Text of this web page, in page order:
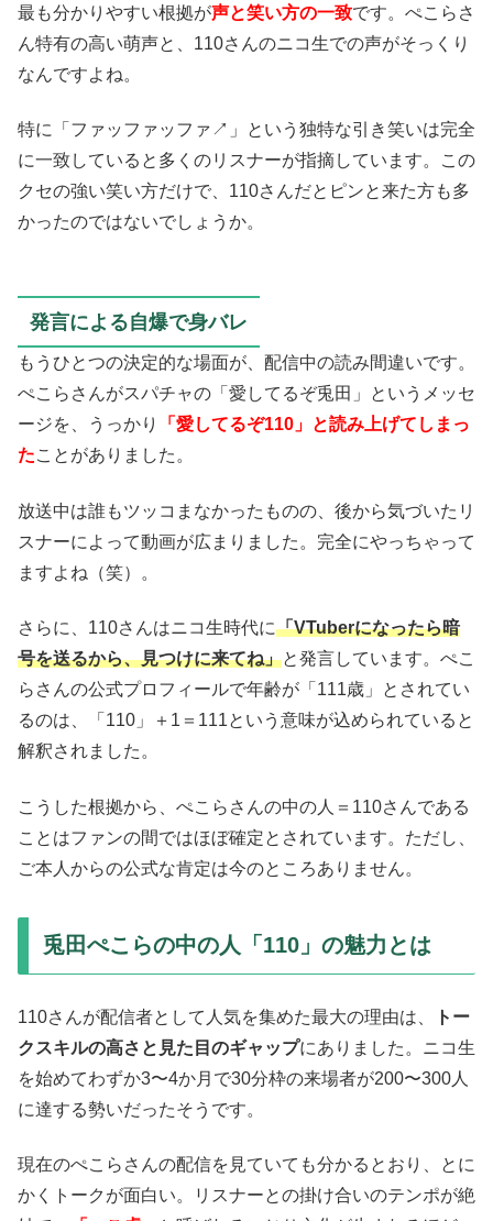
最も分かりやすい根拠が声と笑い方の一致です。ぺこらさ
ん特有の高い萌声と、110さんのニコ生での声がそっくり
なんですよね。
特に「ファッファッファ↗」という独特な引き笑いは完全
に一致していると多くのリスナーが指摘しています。この
クセの強い笑い方だけで、110さんだとピンと来た方も多
かったのではないでしょうか。
発言による自爆で身バレ
もうひとつの決定的な場面が、配信中の読み間違いです。
ぺこらさんがスパチャの「愛してるぞ兎田」というメッセ
ージを、うっかり
「愛してるぞ110」と読み上げてしまっ
たことがありました。
放送中は誰もツッコまなかったものの、後から気づいたリ
スナーによって動画が広まりました。完全にやっちゃって
ますよね（笑）。
さらに、110さんはニコ生時代に「VTuberになったら暗
号を送るから、見つけに来てね」と発言しています。ぺこ
らさんの公式プロフィールで年齢が「111歳」とされてい
るのは、「110」＋1＝111という意味が込められていると
解釈されました。
こうした根拠から、ぺこらさんの中の人＝110さんである
ことはファンの間ではほぼ確定とされています。ただし、
ご本人からの公式な肯定は今のところありません。
兎田ぺこらの中の人「110」の魅力とは
110さんが配信者として人気を集めた最大の理由は、
トー
クスキルの高さと見た目のギャップにありました。ニコ生
を始めてわずか3〜4か月で30分枠の来場者が200〜300人
に達する勢いだったそうです。
現在のぺこらさんの配信を見ていても分かるとおり、とに
かくトークが面白い。リスナーとの掛け合いのテンポが絶